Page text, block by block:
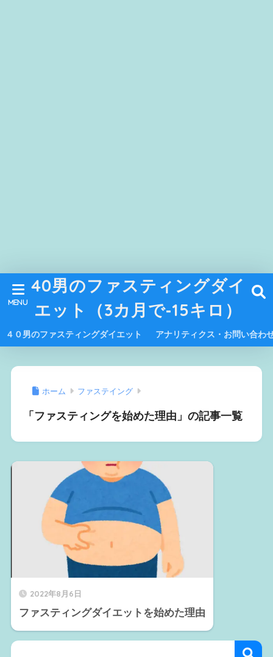
40男のファスティングダイ
エット（3カ月で‐15キロ）
４０男のファスティングダイエット アナリティクス・お問い合わ
ホーム ファステイング
「ファスティングを始めた理由」の記事一覧
2022年8月6日
ファスティングダイエットを始めた理由